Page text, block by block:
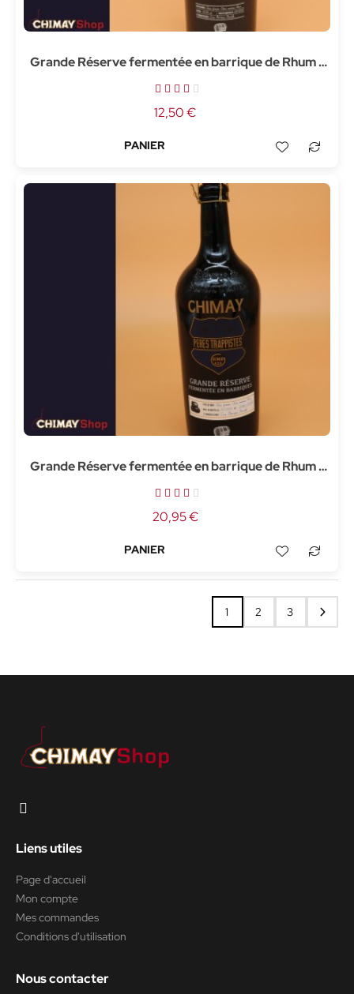
Grande Réserve fermentée en barrique de Rhum -
37,5cl
12,50 €
Grande Réserve fermentée en barrique de Rhum -
75cl
20,95 €
1 2 3
Liens utiles
Page d'accueil
Mon compte
Mes commandes
Conditions d'utilisation
Nous contacter